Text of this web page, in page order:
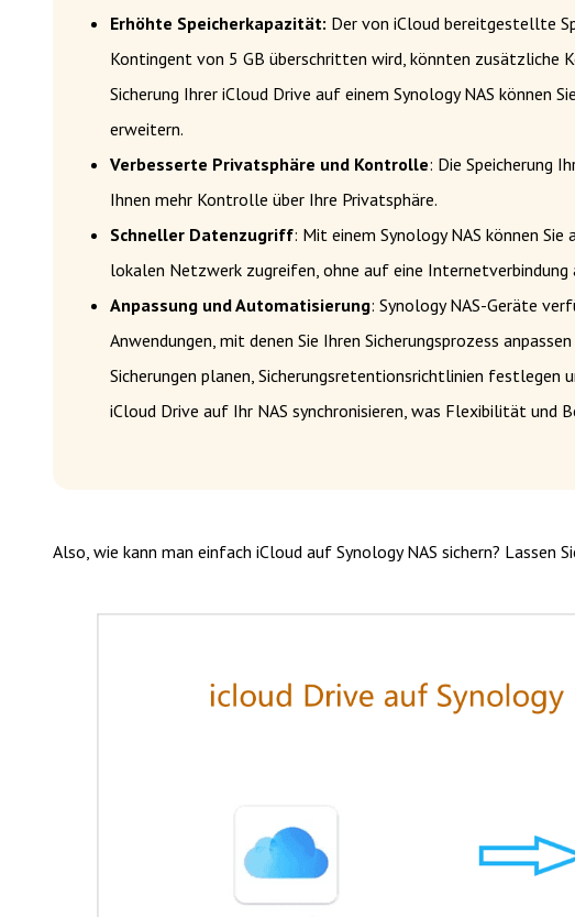
Erhöhte Speicherkapazität: Der von iCloud bereitgestellte
Kontingent von 5 GB überschritten wird, könnten zusätzliche
Sicherung Ihrer iCloud Drive auf einem Synology NAS können
erweitern.
Verbesserte Privatsphäre und Kontrolle: Die Speicherung
Ihnen mehr Kontrolle über Ihre Privatsphäre.
Schneller Datenzugriff: Mit einem Synology NAS können
lokalen Netzwerk zugreifen, ohne auf eine Internetverbindung
Anpassung und Automatisierung: Synology NAS-Geräte
Anwendungen, mit denen Sie Ihren Sicherungsprozess
Sicherungen planen, Sicherungsretentionsrichtlinien
iCloud Drive auf Ihr NAS synchronisieren, was Flexibilität und
Also, wie kann man einfach iCloud auf Synology NAS sichern? Lassen